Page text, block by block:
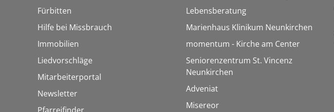
Fürbitten
Hilfe bei Missbrauch
Immobilien
Liedvorschläge
Mitarbeiterportal
Newsletter
Lebensberatung
Marienhaus Klinikum Neunkirchen
momentum - Kirche am Center
Seniorenzentrum St. Vincenz
Neunkirchen
Adveniat
Misereor